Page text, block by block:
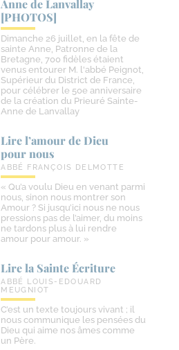
Anne de Lanvallay
[PHOTOS]
Dimanche 26 juillet, en la fête de
sainte Anne, Patronne de la
Bretagne, 700 fidèles étaient
venus entourer M. l'abbé Peignot,
Supérieur du District de France,
pour célébrer le 50e anniversaire
de la création du Prieuré Sainte-
Anne de Lanvallay
Lire l’amour de Dieu
pour nous
ABBÉ FRANÇOIS DELMOTTE
« Qu’a voulu Dieu en venant parmi
nous, sinon nous montrer son
Amour ? Si jusqu’ici nous ne nous
pressions pas de l’aimer, du moins
ne tardons plus à lui rendre
amour pour amour. »
Lire la Sainte Écriture
ABBÉ LOUIS-EDOUARD
MEUGNIOT
C’est un texte toujours vivant ; il
nous communique les pensées du
Dieu qui aime nos âmes comme
un Père.